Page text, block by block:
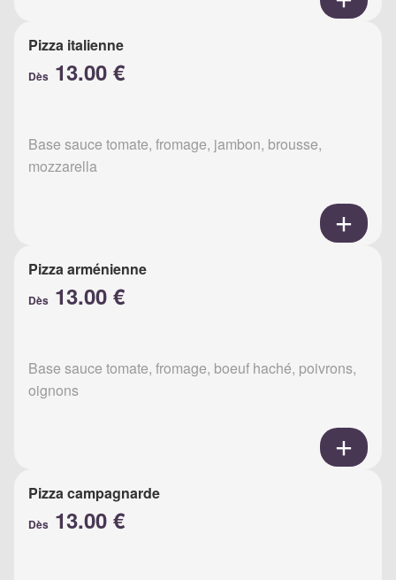
Pizza italienne
Dès 13.00 €
Base sauce tomate, fromage, jambon, brousse,
mozzarella
Pizza arménienne
Dès 13.00 €
Base sauce tomate, fromage, boeuf haché, poivrons,
oignons
Pizza campagnarde
Dès 13.00 €